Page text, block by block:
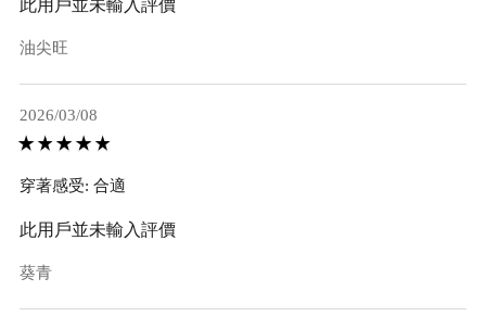
此用戶並未輸入評價
油尖旺
2026/03/08
穿著感受: 合適
此用戶並未輸入評價
葵青